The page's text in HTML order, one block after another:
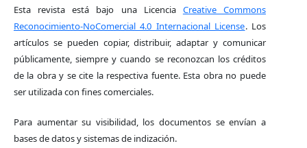
Esta revista está bajo una Licencia Creative Commons
Reconocimiento-NoComercial 4.0 Internacional License. Los
artículos se pueden copiar, distribuir, adaptar y comunicar
públicamente, siempre y cuando se reconozcan los créditos
de la obra y se cite la respectiva fuente. Esta obra no puede
ser utilizada con fines comerciales.
Para aumentar su visibilidad, los documentos se envían a
bases de datos y sistemas de indización.